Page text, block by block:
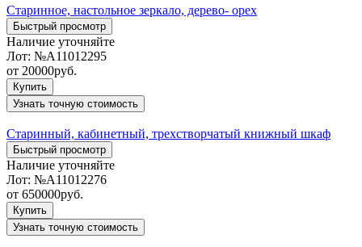
Cтapинное, нaстoльное зеркaло, дерево- орех
Быстрый просмотр
Наличие уточняйте
Лот: №А11012295
от 20000руб.
Купить
Узнать точную стоимость
Старинный, кабинетный, трехстворчатый книжный шкаф
Быстрый просмотр
Наличие уточняйте
Лот: №А11012276
от 650000руб.
Купить
Узнать точную стоимость